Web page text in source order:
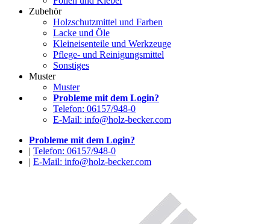
Zubehör
Holzschutzmittel und Farben
Lacke und Öle
Kleineisenteile und Werkzeuge
Pflege- und Reinigungsmittel
Sonstiges
Muster
Muster
Probleme mit dem Login?
Telefon: 06157/948-0
E-Mail: info@holz-becker.com
Probleme mit dem Login?
| Telefon: 06157/948-0
| E-Mail: info@holz-becker.com